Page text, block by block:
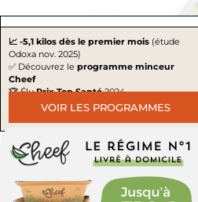
📈 -5,1 kilos dès le premier mois (étude
Odoxa nov. 2025)
✅ Découvrez le programme minceur
Cheef
🏆 ÉluPrix Top Santé2024
VOIR LES PROGRAMMES